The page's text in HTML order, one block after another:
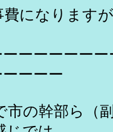
になります
ーーーーー
ーーー
市の幹部ら（